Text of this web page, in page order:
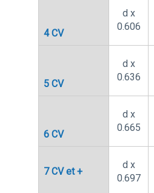
4 CV
d x
0.606
5 CV
d x
0.636
6 CV
d x
0.665
7 CV et +
d x
0.697